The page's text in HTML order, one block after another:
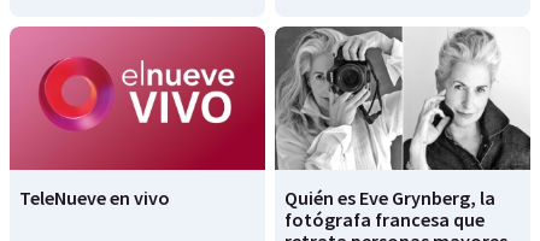
TeleNueve en vivo
Quién es Eve Grynberg, la
fotógrafa francesa que